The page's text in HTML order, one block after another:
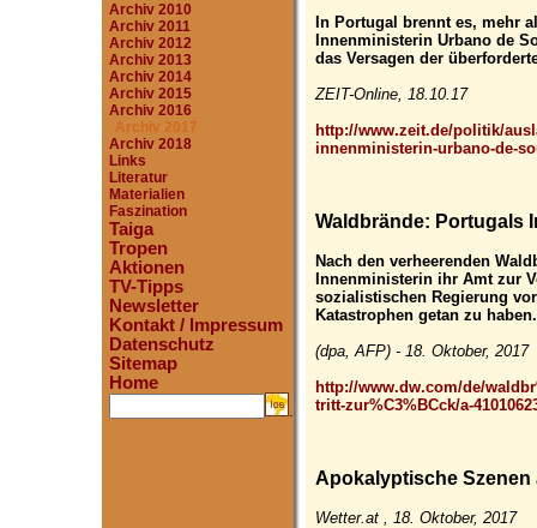
Archiv 2010
Archiv 2011
Archiv 2012
Archiv 2013
Archiv 2014
Archiv 2015
Archiv 2016
Archiv 2017
Archiv 2018
Links
Literatur
Materialien
Faszination
Taiga
Tropen
Aktionen
TV-Tipps
Newsletter
Kontakt / Impressum
Datenschutz
Sitemap
Home
.
In Portugal brennt es, mehr
Innenministerin Urbano de
das Versagen der
ZEIT-Online, 18.10.17
http://www.zeit.de/politik/
innenministerin-urbano-de-
Waldbrände: Portugals
Nach den verheerenden
Innenministerin ihr Amt zur
sozialistischen Regierung
Katastrophen getan zu haben.
(dpa, AFP) - 18. Oktober, 2017
http://www.dw.com/de/
tritt-zur%C3%BCck/a-
Apokalyptische Szenen
Wetter.at , 18. Oktober, 2017